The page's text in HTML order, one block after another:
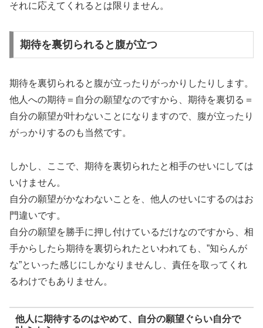
それに応えてくれるとは限りません。
期待を裏切られると腹が立つ
期待を裏切られると腹が立ったりがっかりしたりします。
他人への期待＝自分の願望なのですから、期待を裏切る＝
自分の願望が叶わないことになりますので、腹が立ったり
がっかりするのも当然です。
しかし、ここで、期待を裏切られたと相手のせいにしては
いけません。
自分の願望がかなわないことを、他人のせいにするのはお
門違いです。
自分の願望を勝手に押し付けているだけなのですから、相
手からしたら期待を裏切られたといわれても、”知らんが
な”といった感じにしかなりませんし、責任を取ってくれ
るわけでもありません。
他人に期待するのはやめて、自分の願望ぐらい自分で